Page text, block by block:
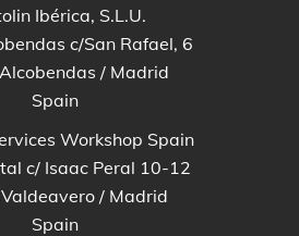
Ibérica, S.L.U.
c/San Rafael, 6
Alcobendas / Madrid
Spain
Workshop Spain
c/ Isaac Peral 10-12
Valdeavero / Madrid
Spain